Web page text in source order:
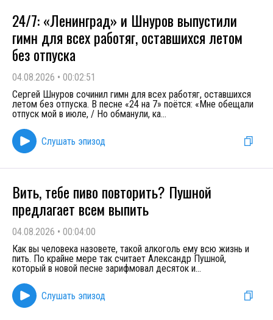
24/7: «Ленинград» и Шнуров выпустили
гимн для всех работяг, оставшихся летом
без отпуска
04.08.2026 • 00:02:51
Сергей Шнуров сочинил гимн для всех работяг, оставшихся
летом без отпуска. В песне «24 на 7» поётся: «Мне обещали
отпуск мой в июле, / Но обманули, ка...
Слушать эпизод
Вить, тебе пиво повторить? Пушной
предлагает всем выпить
04.08.2026 • 00:04:00
Как вы человека назовете, такой алкоголь ему всю жизнь и
пить. По крайне мере так считает Александр Пушной,
который в новой песне зарифмовал десяток и...
Слушать эпизод